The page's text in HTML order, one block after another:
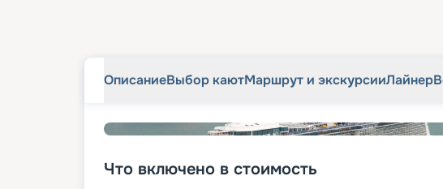
ОписаниеВыбор каютМаршрут и экскурсииЛайнер
Что включено в стоимость